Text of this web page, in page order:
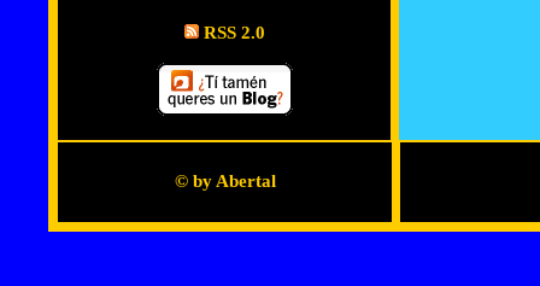
RSS 2.0
© by Abertal